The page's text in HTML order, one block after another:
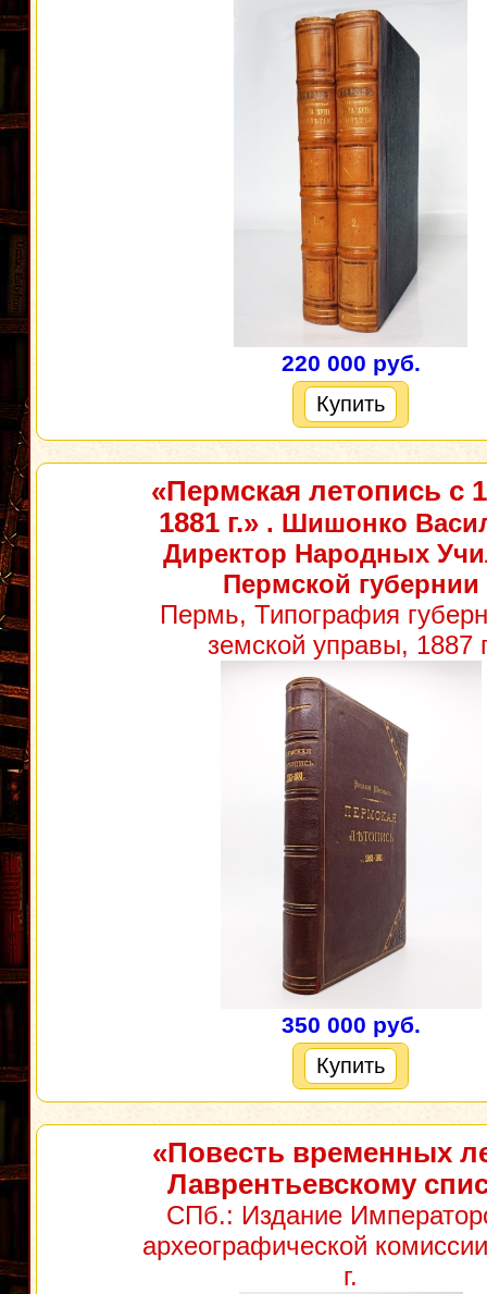
220 000 руб.
Купить
«Пермская летопись с
1881 г.». Шишонко
Директор Народных
Пермской губернии
Пермь, Типография
земской управы, 1887
350 000 руб.
Купить
«Повесть временных
Лаврентьевскому
СПб.: Издание
археографической
г.